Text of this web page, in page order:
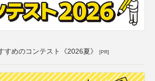
すめのコンテスト《2026夏》 [PR]